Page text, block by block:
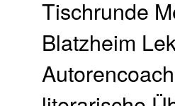
Tischrunde
Blatzheim